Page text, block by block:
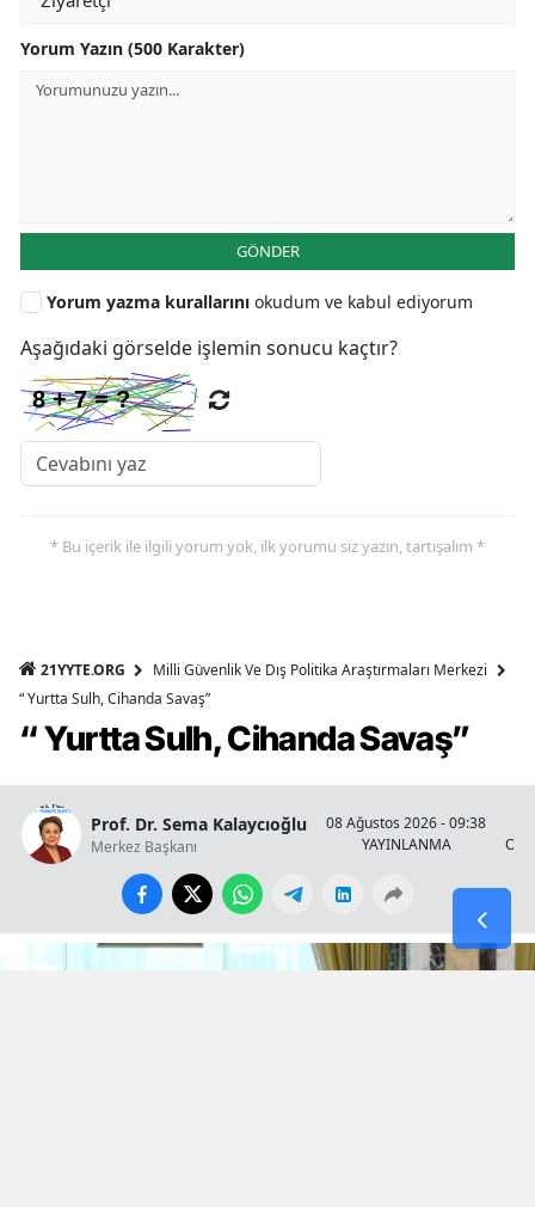
Yorum Yazın (500 Karakter)
GÖNDER
Yorum yazma kurallarını okudum ve kabul ediyorum
Aşağıdaki görselde işlemin sonucu kaçtır?
* Bu içerik ile ilgili yorum yok, ilk yorumu siz yazın, tartışalım *
21YYTE.ORG
Milli Güvenlik Ve Dış Politika Araştırmaları Merkezi
“ Yurtta Sulh, Cihanda Savaş”
“ Yurtta Sulh, Cihanda Savaş”
Prof. Dr. Sema Kalaycıoğlu
Merkez Başkanı
08 Ağustos 2026 - 09:38
YAYINLANMA